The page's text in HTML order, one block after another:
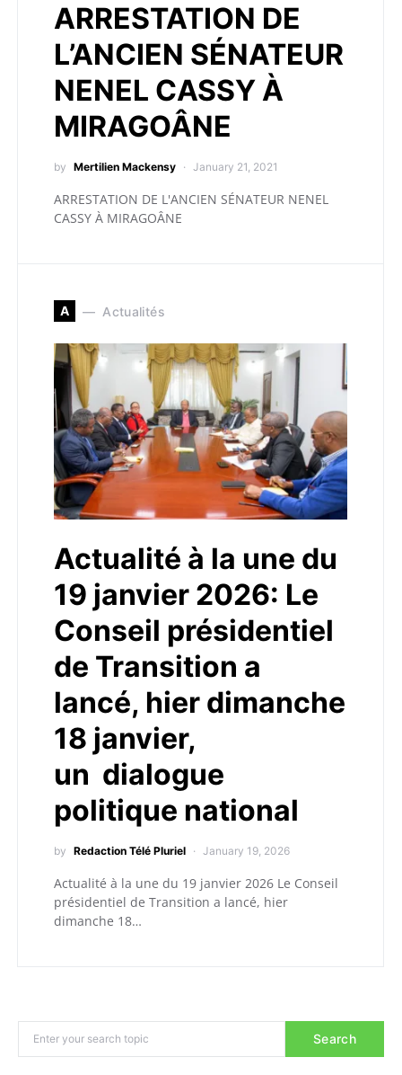
ARRESTATION DE
L’ANCIEN SÉNATEUR
NENEL CASSY À
MIRAGOÂNE
by Mertilien Mackensy January 21, 2021
ARRESTATION DE L'ANCIEN SÉNATEUR NENEL
CASSY À MIRAGOÂNE
A Actualités
Actualité à la une du
19 janvier 2026: Le
Conseil présidentiel
de Transition a
lancé, hier dimanche
18 janvier,
un dialogue
politique national
by Redaction Télé Pluriel January 19, 2026
Actualité à la une du 19 janvier 2026 Le Conseil
présidentiel de Transition a lancé, hier
dimanche 18…
Search